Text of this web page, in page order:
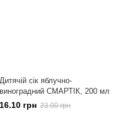
Дитячій сік яблучно-
виноградний СМАРТІК, 200 мл
16.10 грн 23.00 грн